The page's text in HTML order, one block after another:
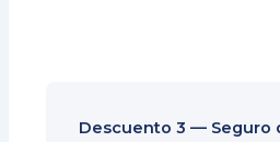
Descuento 3 — Seguro